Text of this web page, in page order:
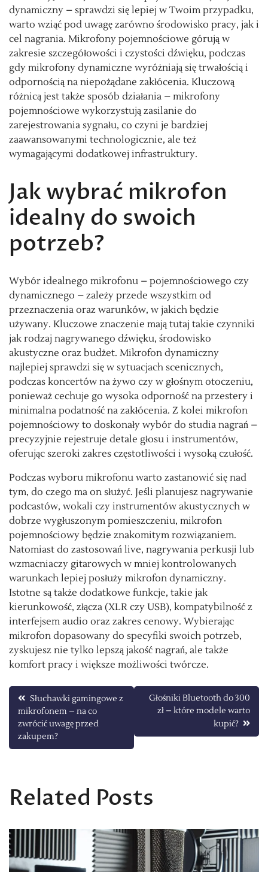
dynamiczny – sprawdzi się lepiej w Twoim przypadku,
warto wziąć pod uwagę zarówno środowisko pracy, jak i
cel nagrania. Mikrofony pojemnościowe górują w
zakresie szczegółowości i czystości dźwięku, podczas
gdy mikrofony dynamiczne wyróżniają się trwałością i
odpornością na niepożądane zakłócenia. Kluczową
różnicą jest także sposób działania – mikrofony
pojemnościowe wykorzystują zasilanie do
zarejestrowania sygnału, co czyni je bardziej
zaawansowanymi technologicznie, ale też
wymagającymi dodatkowej infrastruktury.
Jak wybrać mikrofon
idealny do swoich
potrzeb?
Wybór idealnego mikrofonu – pojemnościowego czy
dynamicznego – zależy przede wszystkim od
przeznaczenia oraz warunków, w jakich będzie
używany. Kluczowe znaczenie mają tutaj takie czynniki
jak rodzaj nagrywanego dźwięku, środowisko
akustyczne oraz budżet. Mikrofon dynamiczny
najlepiej sprawdzi się w sytuacjach scenicznych,
podczas koncertów na żywo czy w głośnym otoczeniu,
ponieważ cechuje go wysoka odporność na przestery i
minimalna podatność na zakłócenia. Z kolei mikrofon
pojemnościowy to doskonały wybór do studia nagrań –
precyzyjnie rejestruje detale głosu i instrumentów,
oferując szeroki zakres częstotliwości i wysoką czułość.
Podczas wyboru mikrofonu warto zastanowić się nad
tym, do czego ma on służyć. Jeśli planujesz nagrywanie
podcastów, wokali czy instrumentów akustycznych w
dobrze wygłuszonym pomieszczeniu, mikrofon
pojemnościowy będzie znakomitym rozwiązaniem.
Natomiast do zastosowań live, nagrywania perkusji lub
wzmacniaczy gitarowych w mniej kontrolowanych
warunkach lepiej posłuży mikrofon dynamiczny.
Istotne są także dodatkowe funkcje, takie jak
kierunkowość, złącza (XLR czy USB), kompatybilność z
interfejsem audio oraz zakres cenowy. Wybierając
mikrofon dopasowany do specyfiki swoich potrzeb,
zyskujesz nie tylko lepszą jakość nagrań, ale także
komfort pracy i większe możliwości twórcze.
Nawigacja
wpisu
Słuchawki gamingowe z
mikrofonem – na co
zwrócić uwagę przed
zakupem?
Głośniki Bluetooth do 300
zł – które modele warto
kupić?
Related Posts